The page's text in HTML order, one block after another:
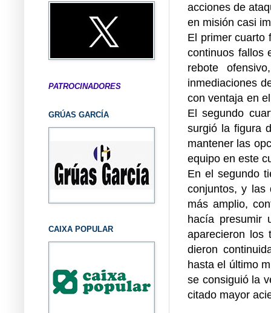
acciones de
en misión casi
El primer cuarto
continuos fallos
rebote
inmediaciones
con ventaja en
El segundo
surgió la figura
mantener las
equipo en este
En el segundo
conjuntos, y las
más amplio,
hacía presumir
aparecieron los
dieron
hasta el último
se consiguió la
citado mayor
PATROCINADORES
GRÚAS GARCÍA
CAIXA POPULAR